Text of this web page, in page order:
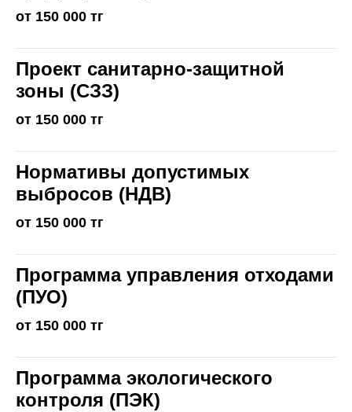
от 150 000 тг
Проект санитарно-защитной
зоны (СЗЗ)
от 150 000 тг
Нормативы допустимых
выбросов (НДВ)
от 150 000 тг
Программа управления отходами
(ПУО)
от 150 000 тг
Программа экологического
контроля (ПЭК)